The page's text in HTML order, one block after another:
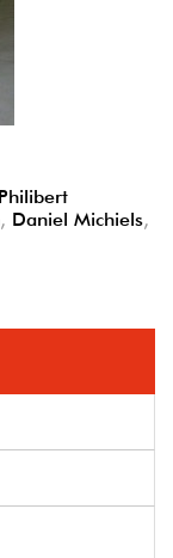
Philibert
Daniel Michiels